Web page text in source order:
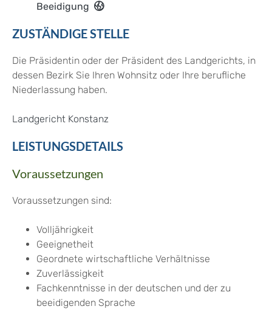
Beeidigung
ZUSTÄNDIGE STELLE
Die Präsidentin oder der Präsident des Landgerichts, in
dessen Bezirk Sie Ihren Wohnsitz oder Ihre berufliche
Niederlassung haben.
Landgericht Konstanz
LEISTUNGSDETAILS
Voraussetzungen
Voraussetzungen sind:
Volljährigkeit
Geeignetheit
Geordnete wirtschaftliche Verhältnisse
Zuverlässigkeit
Fachkenntnisse in der deutschen und der zu
beeidigenden Sprache